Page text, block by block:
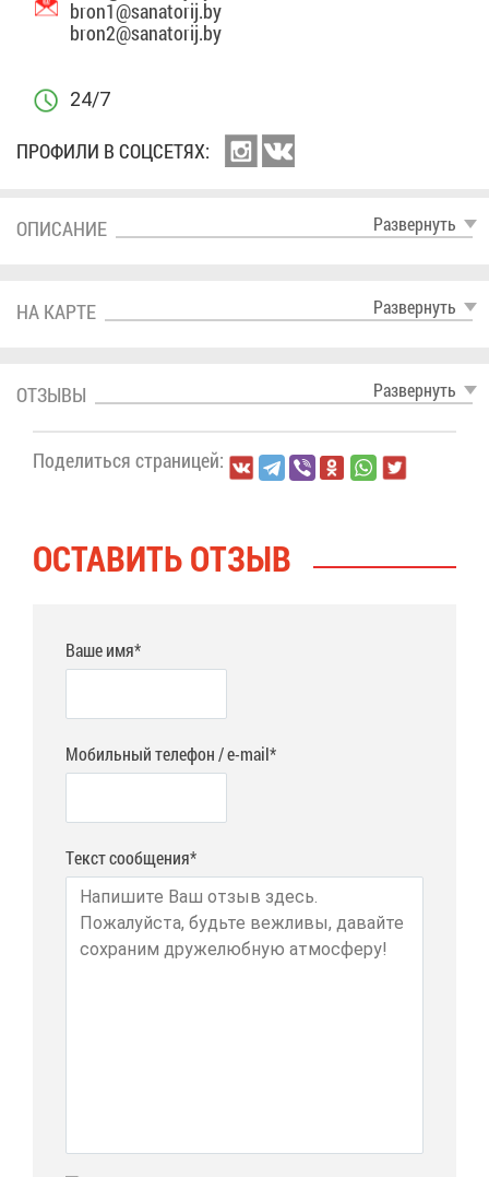
bron1@​san​ator​ij.​by
bron2@​san​ator​ij.​by
24/7
ПРО­ФИ­ЛИ В СОЦ­СЕ­ТЯХ:
Раз­вер­нуть
ОПИ­СА­НИЕ
Раз­вер­нуть
НА КАР­ТЕ
Раз­вер­нуть
ОТ­ЗЫ­ВЫ
По­де­лить­ся стра­ни­цей:
ОСТА­ВИТЬ ОТ­ЗЫВ
Ваше имя*
Мобильный телефон / e-mail*
Текст сообщения*